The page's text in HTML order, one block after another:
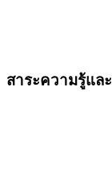
สาระความรู้แล